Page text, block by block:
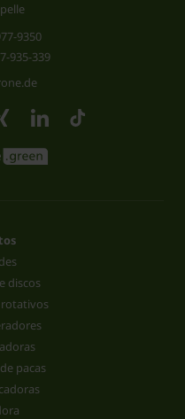
9350
935-339
discos
pacas